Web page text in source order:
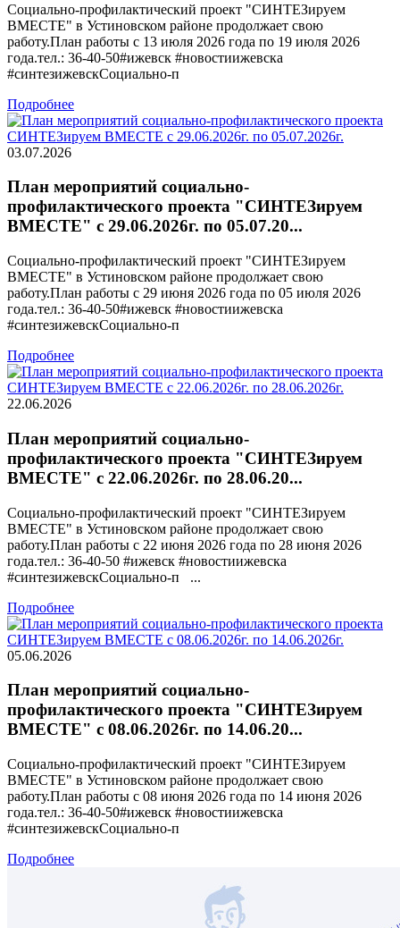
Социально-профилактический проект "СИНТЕЗируем
ВМЕСТЕ" в Устиновском районе продолжает свою
работу.План работы с 13 июля 2026 года по 19 июля 2026
года.тел.: 36-40-50#ижевск #новостиижевска
#синтезижевскСоциально-п
Подробнее
03.07.2026
План мероприятий социально-
профилактического проекта "СИНТЕЗируем
ВМЕСТЕ" с 29.06.2026г. по 05.07.20...
Социально-профилактический проект "СИНТЕЗируем
ВМЕСТЕ" в Устиновском районе продолжает свою
работу.План работы с 29 июня 2026 года по 05 июля 2026
года.тел.: 36-40-50#ижевск #новостиижевска
#синтезижевскСоциально-п
Подробнее
22.06.2026
План мероприятий социально-
профилактического проекта "СИНТЕЗируем
ВМЕСТЕ" с 22.06.2026г. по 28.06.20...
Социально-профилактический проект "СИНТЕЗируем
ВМЕСТЕ" в Устиновском районе продолжает свою
работу.План работы с 22 июня 2026 года по 28 июня 2026
года.тел.: 36-40-50 #ижевск #новостиижевска
#синтезижевскСоциально-п ...
Подробнее
05.06.2026
План мероприятий социально-
профилактического проекта "СИНТЕЗируем
ВМЕСТЕ" с 08.06.2026г. по 14.06.20...
Социально-профилактический проект "СИНТЕЗируем
ВМЕСТЕ" в Устиновском районе продолжает свою
работу.План работы с 08 июня 2026 года по 14 июня 2026
года.тел.: 36-40-50#ижевск #новостиижевска
#синтезижевскСоциально-п
Подробнее